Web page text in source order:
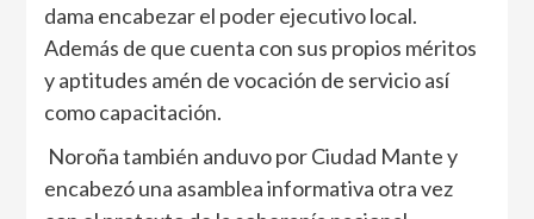
dama encabezar el poder ejecutivo local.
Además de que cuenta con sus propios méritos
y aptitudes amén de vocación de servicio así
como capacitación.
Noroña también anduvo por Ciudad Mante y
encabezó una asamblea informativa otra vez